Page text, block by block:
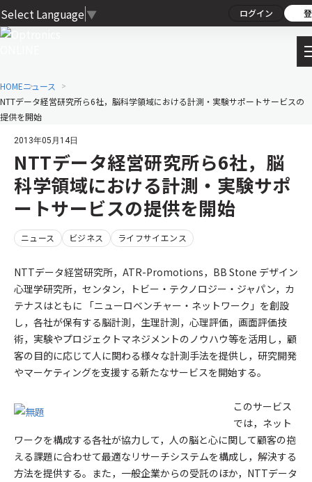
Select Language ▼ ログイン
HOMEニュース
NTTデータ経営研究所ら6社，脳科学領域における計測・実験サポートサービスの
提供を開始
2013年05月14日
NTTデータ経営研究所ら6社，脳
科学領域における計測・実験サポ
ートサービスの提供を開始
ニュース ビジネス ライフサイエンス
NTTデータ経営研究所，ATR-Promotions，BB Stone デザイン
心理学研究所，センタン，トビー・テクノロジー・ジャパン，カ
テナスはともに 「ニューロベンチャー・ネットワーク」を創設
し，各社が保有する脳計測，生理計測，心理評価，画面評価技
術，実験やプロジェクトマネジメントのノウハウ等を活用し，顧
客の目的に応じて人に関わる様々な計測手法を提供し，研究開発
やマーケティングを支援する新たなサービスを開始する。
このサービス
では，ネット
ワークを構成する各社が協力して，人の脳と心に関して顧客の抱
える課題に合わせて最適なリサーチシステムを構成し，解決する
方法を提供する。また，一般企業からの受託のほか，NTTデータ